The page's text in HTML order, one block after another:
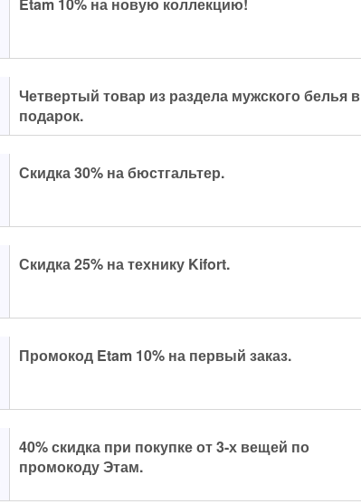
Четвертый товар из раздела мужского белья в
подарок.
Скидка 30% на бюстгальтер.
Скидка 25% на технику Kifort.
Промокод Etam 10% на первый заказ.
40% скидка при покупке от 3-х вещей по
промокоду Этам.